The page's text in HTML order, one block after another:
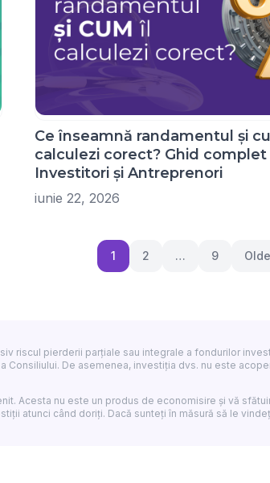
Ce înseamnă randamentul și
calculezi corect? Ghid
Investitori și Antreprenori
iunie 22, 2026
1 2 … 9
riscul pierderii parțiale sau integrale a fondurilor
Consiliului. De asemenea, investiția dvs. nu este
Acesta nu este un produs de economisire și vă
atunci când doriți. Dacă sunteți în măsură să le